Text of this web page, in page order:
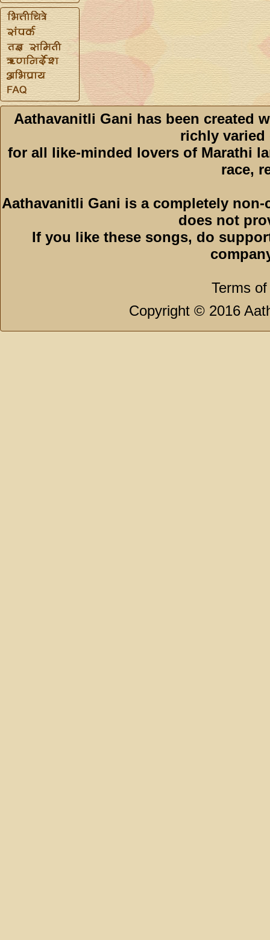
Aathavanitli Gani has been created
richly varied
for all like-minded lovers of Marathi
race,
Aathavanitli Gani is a completely
does not
If you like these songs, do
Terms
Copyright © 2016